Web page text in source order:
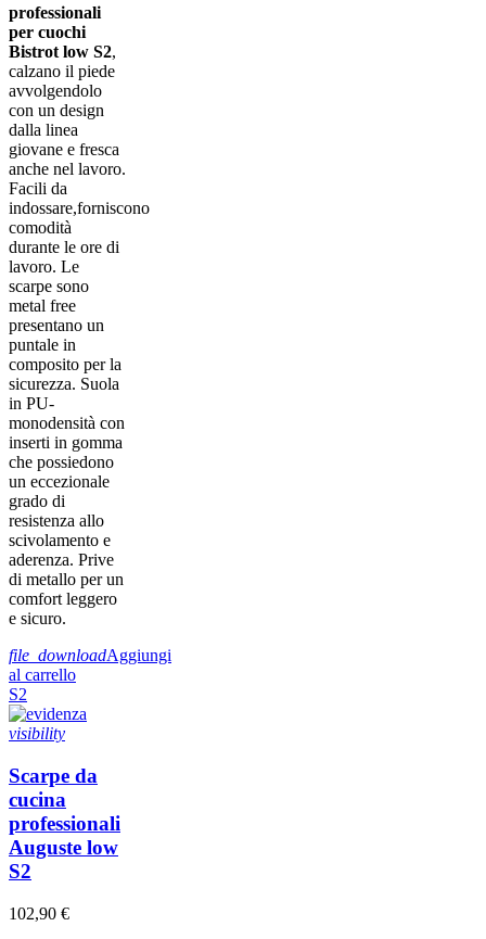
professionali
per cuochi
Bistrot low S2,
calzano il piede
avvolgendolo
con un design
dalla linea
giovane e fresca
anche nel lavoro.
Facili da
indossare,forniscono
comodità
durante le ore di
lavoro. Le
scarpe sono
metal free
presentano un
puntale in
composito per la
sicurezza. Suola
in PU-
monodensità con
inserti in gomma
che possiedono
un eccezionale
grado di
resistenza allo
scivolamento e
aderenza. Prive
di metallo per un
comfort leggero
e sicuro.
file_downloadAggiungi
al carrello
S2
visibility
Scarpe da
cucina
professionali
Auguste low
S2
102,90 €